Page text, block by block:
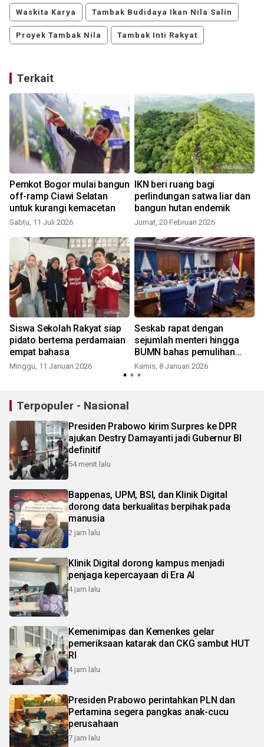
Waskita Karya Tambak Budidaya Ikan Nila Salin
Proyek Tambak Nila Tambak Inti Rakyat
Terkait
Pemkot Bogor mulai bangun
off-ramp Ciawi Selatan
untuk kurangi kemacetan
Sabtu, 11 Juli 2026
IKN beri ruang bagi
perlindungan satwa liar dan
bangun hutan endemik
Jumat, 20 Februari 2026
Siswa Sekolah Rakyat siap
pidato bertema perdamaian
empat bahasa
Minggu, 11 Januari 2026
Seskab rapat dengan
sejumlah menteri hingga
BUMN bahas pemulihan
pascabencana
Kamis, 8 Januari 2026
Terpopuler - Nasional
Presiden Prabowo kirim Surpres ke DPR
ajukan Destry Damayanti jadi Gubernur BI
definitif
54 menit lalu
Bappenas, UPM, BSI, dan Klinik Digital
dorong data berkualitas berpihak pada
manusia
2 jam lalu
Klinik Digital dorong kampus menjadi
penjaga kepercayaan di Era AI
4 jam lalu
Kemenimipas dan Kemenkes gelar
pemeriksaan katarak dan CKG sambut HUT
RI
4 jam lalu
Presiden Prabowo perintahkan PLN dan
Pertamina segera pangkas anak-cucu
perusahaan
7 jam lalu